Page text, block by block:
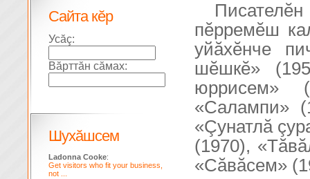
пĕрремĕш
уйăхĕнче
шĕшкĕ»
юррисем»
«Салампи»
«Çунатлă
(1970),
«Сăвăсем»
Сайта кĕр
Усăç:
Вăрттăн сăмах:
Шухăшсем
Ladonna Cooke:
Get visitors who fit your business,
not ...